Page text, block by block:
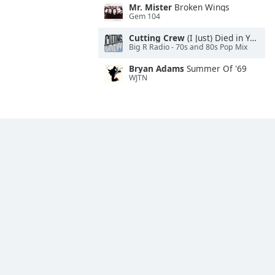
Mr. Mister Broken Wings
Gem 104
Cutting Crew (I Just) Died in Your Arms
Big R Radio - 70s and 80s Pop Mix
Bryan Adams Summer Of '69
WJTN